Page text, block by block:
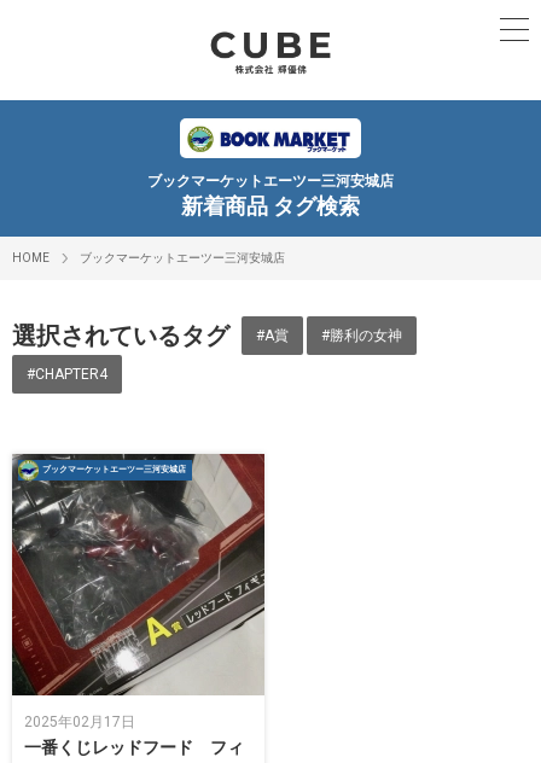
ブックマーケットエーツー三河安城店
新着商品 タグ検索
HOME ブックマーケットエーツー三河安城店
選択されているタグ #A賞 #勝利の女神
#CHAPTER4
ブックマーケットエーツー三河安城店
2025年02月17日
一番くじレッドフード フィ